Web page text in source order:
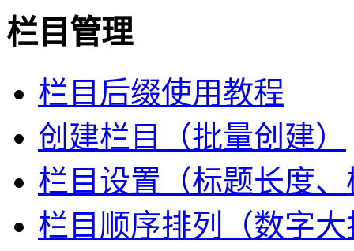
栏目管理
栏目后缀使用教程
创建栏目（批量创建）
栏目设置（标题长度
栏目顺序排列（数字